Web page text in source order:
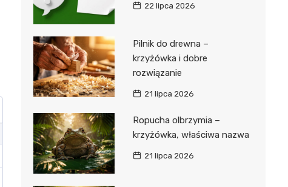
22 lipca 2026
Pilnik do drewna –
krzyżówka i dobre
rozwiązanie
21 lipca 2026
Ropucha olbrzymia –
krzyżówka, właściwa nazwa
21 lipca 2026